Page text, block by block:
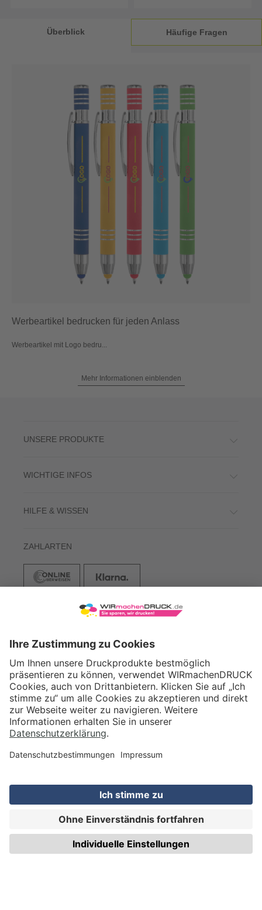
Überblick Häufige Fragen
Werbeartikel bedrucken für jeden Anlass
Werbeartikel mit Logo bedru...
Mehr Informationen einblenden
UNSERE PRODUKTE
WICHTIGE INFOS
HILFE & WISSEN
ZAHLARTEN
VERSAND
WIRmachenDRUCK GmbH